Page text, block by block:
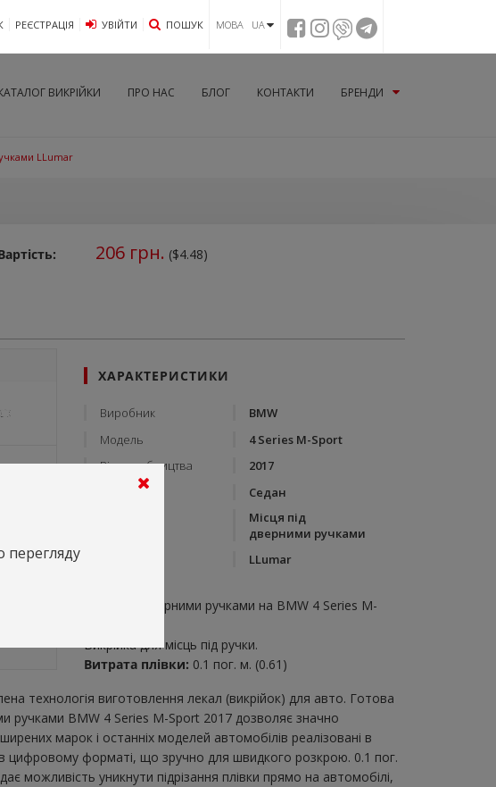
РЕЄСТРАЦІЯ УВIЙТИ ПОШУК МОВА UA
ВИКРІЙКИ ПРО НАС БЛОГ КОНТАКТИ БРЕНДИ
LLumar
206грн. ($4.48)
ХАРАКТЕРИСТИКИ
Виробник
BMW
Модель
4 Series M-Sport
Рік виробництва
2017
Тип кузову
Седан
Місця під
дверними ручками
LLumar
Місця під дверними ручками на BMW 4 Series M-
Викрійка для місць під ручки.
Витрата плівки: 0.1 пог. м. (0.61)
технологія виготовлення лекал (викрійок) для авто. Готова
ручками BMW 4 Series M-Sport 2017 дозволяє значно
марок і останніх моделей автомобілів реалізовані в
цифровому форматі, що зручно для швидкого розкрою. 0.1 пог.
можливість уникнути підрізання плівки прямо на автомобілі,
перегляду